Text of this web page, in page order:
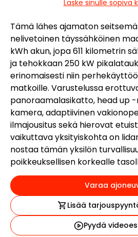
Laske sinulle sopiva
Tämä lähes ajamaton
nelivetoinen täyssähköinen
kWh akun, jopa 611 kilometrin
ja tehokkaan 250 kW
erinomaisesti niin
matkoille. Varustelussa
panoraamalasikatto, head up
kamera, adaptiivinen
ilmajousitus sekä hierovat
vaikuttava yksityiskohta on
nostaa tämän yksilön
poikkeuksellisen korkealle
Varaa
Lisää
Pyydä